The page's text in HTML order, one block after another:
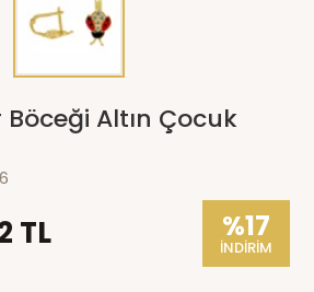
Altın Çocuk
TL %17
İNDİRİM